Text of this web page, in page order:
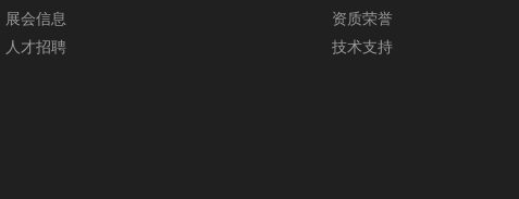
展会信息
人才招聘
资质荣誉
技术支持